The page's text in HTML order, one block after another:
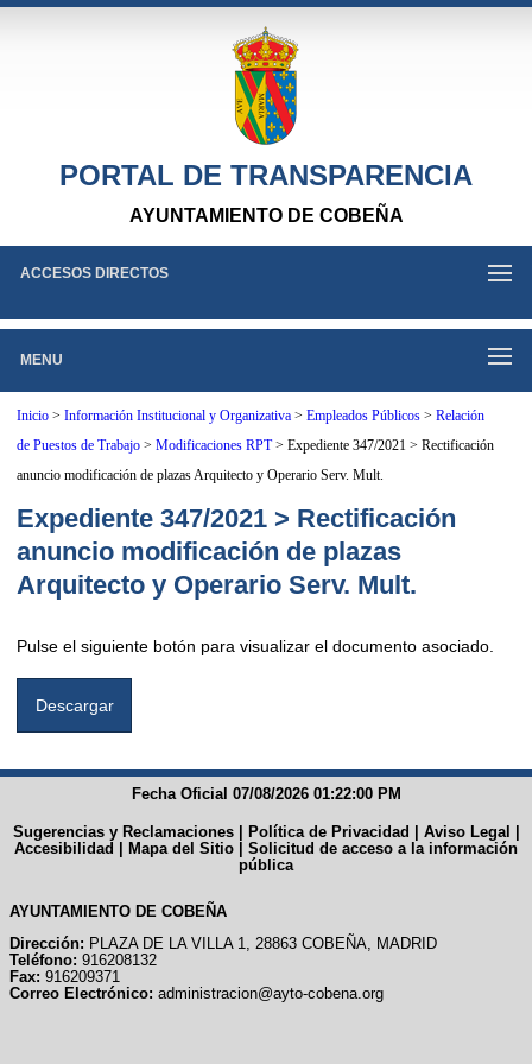
PORTAL DE TRANSPARENCIA
AYUNTAMIENTO DE COBEÑA
ACCESOS DIRECTOS
MENU
Inicio >Información Institucional y Organizativa >Empleados Públicos >Relación
de Puestos de Trabajo >Modificaciones RPT>Expediente 347/2021 > Rectificación
anuncio modificación de plazas Arquitecto y Operario Serv. Mult.
Expediente 347/2021 > Rectificación
anuncio modificación de plazas
Arquitecto y Operario Serv. Mult.
Pulse el siguiente botón para visualizar el documento asociado.
Fecha Oficial 07/08/2026 01:22:00 PM
Sugerencias y Reclamaciones| Política de Privacidad | Aviso Legal |
Accesibilidad | Mapa del Sitio | Solicitud de acceso a la información
pública
AYUNTAMIENTO DE COBEÑA
Dirección: PLAZA DE LA VILLA 1, 28863 COBEÑA, MADRID
Teléfono: 916208132
Fax: 916209371
Correo Electrónico: administracion@ayto-cobena.org